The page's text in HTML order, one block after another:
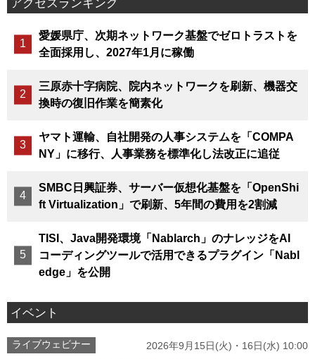
アクセスランキング
愛媛県庁、次期ネットワーク基盤でゼロトラストを
全面採用し、2027年1月に稼働
三原赤十字病院、院内ネットワークを刷新、機器交
換時の復旧作業を簡素化
ヤマト運輸、自社開発の人事システムを「COMPA
NY」に移行、人事業務を標準化し法改正に追従
SMBC日興証券、サーバー仮想化基盤を「OpenShi
ft Virtualization」で刷新、5年間の費用を2割減
TISI、Java開発環境「Nablarch」のナレッジをAI
コーディングツールで活用できるプラグイン「Nabl
edge」を公開
イベント
ライブウェビナー 2026年9月15日(火)・16日(水) 10:00